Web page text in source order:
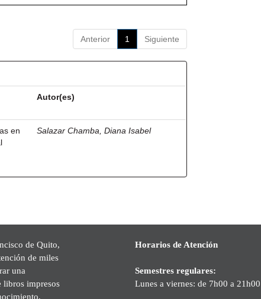
Anterior 1 Siguiente
Autor(es)
en
Salazar Chamba, Diana Isabel
de Quito,
de miles
una
libros impresos
Horarios de Atención
Semestres regulares:
Lunes a viernes: de 7h00 a 21h00